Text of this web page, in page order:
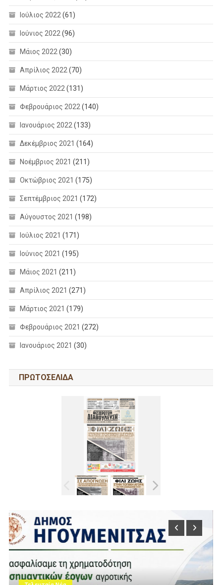
Ιούλιος 2022 (61)
Ιούνιος 2022 (96)
Μάιος 2022 (30)
Απρίλιος 2022 (70)
Μάρτιος 2022 (131)
Φεβρουάριος 2022 (140)
Ιανουάριος 2022 (133)
Δεκέμβριος 2021 (164)
Νοέμβριος 2021 (211)
Οκτώβριος 2021 (175)
Σεπτέμβριος 2021 (172)
Αύγουστος 2021 (198)
Ιούλιος 2021 (171)
Ιούνιος 2021 (195)
Μάιος 2021 (211)
Απρίλιος 2021 (271)
Μάρτιος 2021 (179)
Φεβρουάριος 2021 (272)
Ιανουάριος 2021 (30)
ΠΡΩΤΟΣΕΛΙΔΑ
Τελευταία Νέα